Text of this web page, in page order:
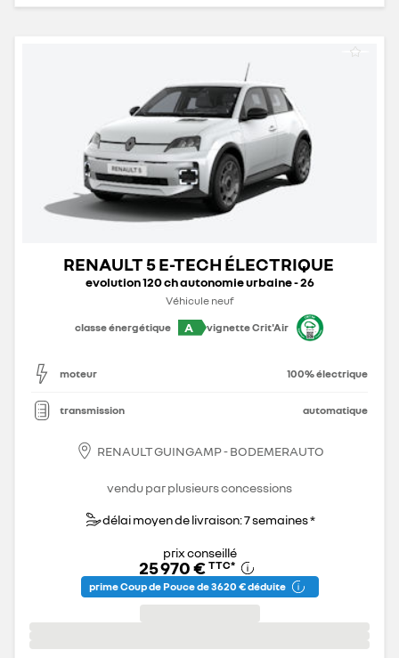
RENAULT 5 E-TECH ÉLECTRIQUE
evolution 120 ch autonomie urbaine - 26
Véhicule neuf
classe énergétique
A vignette Crit'Air
moteur 100% électrique
transmission automatique
RENAULT GUINGAMP - BODEMERAUTO
vendu par plusieurs concessions
délai moyen de livraison: 7 semaines *
prix conseillé
25 970 € TTC*
prime Coup de Pouce de 3 620 € déduite